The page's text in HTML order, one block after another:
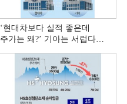
‘현대차보다 실적 좋은데
주가는 왜?ʼ 기아는 서럽다